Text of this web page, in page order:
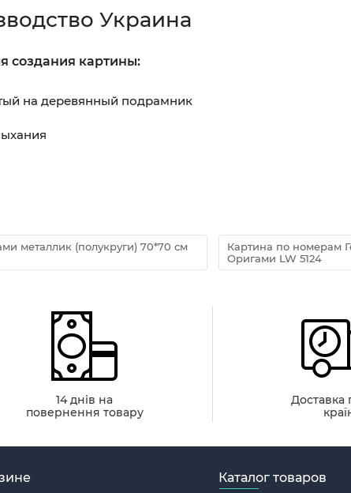
Украина
создания картины:
на деревянный подрамник
металлик (полукруги) 70*70 см
Картина по номерам
Оригами LW 5124
14 днів на
повернення товару
Доставка
Каталог товаров